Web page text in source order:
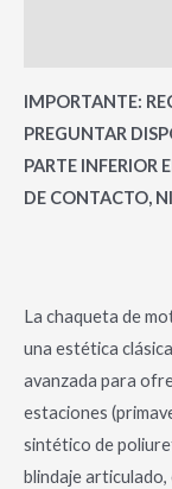
IMPORTANTE:
PREGUNTAR
PARTE INFERIOR
DE CONTACTO,
La chaqueta de
una estética
avanzada para
estaciones
sintético de
blindaje